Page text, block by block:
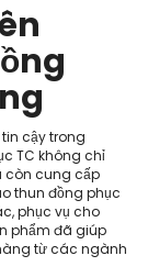
cậy trong
TC không chỉ
còn cung cấp
thun đồng phục
phục vụ cho
phẩm đã giúp
từ các ngành